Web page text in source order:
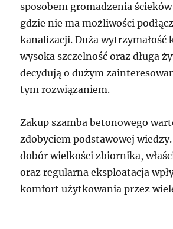
sposobem gromadzenia
gdzie nie ma możliwości
kanalizacji. Duża wytrzymałość
wysoka szczelność oraz długa
decydują o dużym
tym rozwiązaniem.
Zakup szamba betonowego
zdobyciem podstawowej
dobór wielkości zbiornika,
oraz regularna eksploatacja
komfort użytkowania przez